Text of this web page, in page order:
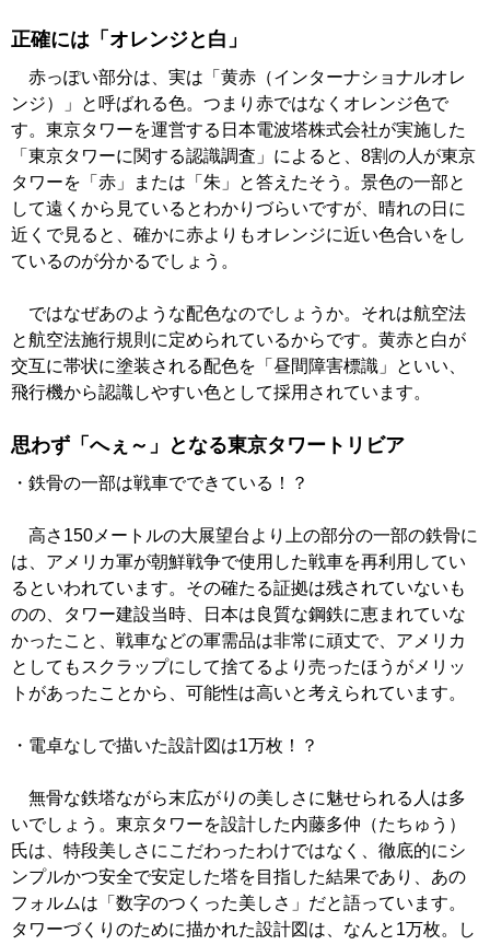
正確には「オレンジと白」
赤っぽい部分は、実は「黄赤（インターナショナルオレ
ンジ）」と呼ばれる色。つまり赤ではなくオレンジ色で
す。東京タワーを運営する日本電波塔株式会社が実施した
「東京タワーに関する認識調査」によると、8割の人が東京
タワーを「赤」または「朱」と答えたそう。景色の一部と
して遠くから見ているとわかりづらいですが、晴れの日に
近くで見ると、確かに赤よりもオレンジに近い色合いをし
ているのが分かるでしょう。
ではなぜあのような配色なのでしょうか。それは航空法
と航空法施行規則に定められているからです。黄赤と白が
交互に帯状に塗装される配色を「昼間障害標識」といい、
飛行機から認識しやすい色として採用されています。
思わず「へぇ～」となる東京タワートリビア
・鉄骨の一部は戦車でできている！？
高さ150メートルの大展望台より上の部分の一部の鉄骨に
は、アメリカ軍が朝鮮戦争で使用した戦車を再利用してい
るといわれています。その確たる証拠は残されていないも
のの、タワー建設当時、日本は良質な鋼鉄に恵まれていな
かったこと、戦車などの軍需品は非常に頑丈で、アメリカ
としてもスクラップにして捨てるより売ったほうがメリッ
トがあったことから、可能性は高いと考えられています。
・電卓なしで描いた設計図は1万枚！？
無骨な鉄塔ながら末広がりの美しさに魅せられる人は多
いでしょう。東京タワーを設計した内藤多仲（たちゅう）
氏は、特段美しさにこだわったわけではなく、徹底的にシ
ンプルかつ安全で安定した塔を目指した結果であり、あの
フォルムは「数字のつくった美しさ」だと語っています。
タワーづくりのために描かれた設計図は、なんと1万枚。し